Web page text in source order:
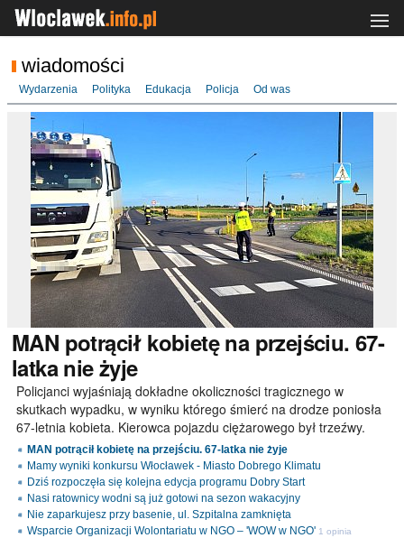
wiadomości
Wydarzenia Polityka Edukacja Policja Od was
MAN potrącił kobietę na przejściu. 67-
latka nie żyje
Policjanci wyjaśniają dokładne okoliczności tragicznego w
skutkach wypadku, w wyniku którego śmierć na drodze poniosła
67-letnia kobieta. Kierowca pojazdu ciężarowego był trzeźwy.
MAN potrącił kobietę na przejściu. 67-latka nie żyje
Mamy wyniki konkursu Włocławek - Miasto Dobrego Klimatu
Dziś rozpoczęła się kolejna edycja programu Dobry Start
Nasi ratownicy wodni są już gotowi na sezon wakacyjny
Nie zaparkujesz przy basenie, ul. Szpitalna zamknięta
Wsparcie Organizacji Wolontariatu w NGO – 'WOW w NGO' 1 opinia